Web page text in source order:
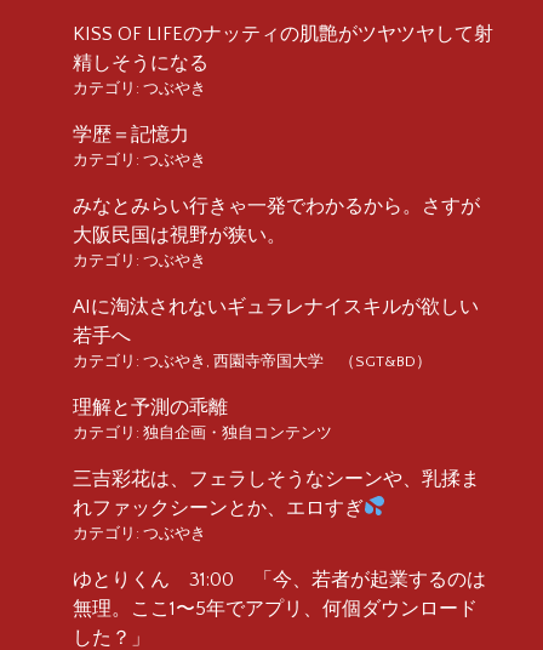
KISS OF LIFEのナッティの肌艶がツヤツヤして射
精しそうになる
カテゴリ: つぶやき
学歴＝記憶力
カテゴリ: つぶやき
みなとみらい行きゃ一発でわかるから。さすが
大阪民国は視野が狭い。
カテゴリ: つぶやき
AIに淘汰されないギュラレナイスキルが欲しい
若手へ
カテゴリ: つぶやき 西園寺帝国大学 （SGT&BD）
理解と予測の乖離
カテゴリ: 独自企画・独自コンテンツ
三吉彩花は、フェラしそうなシーンや、乳揉ま
れファックシーンとか、エロすぎ
カテゴリ: つぶやき
ゆとりくん 31:00 「今、若者が起業するのは
無理。ここ1〜5年でアプリ、何個ダウンロード
した？」